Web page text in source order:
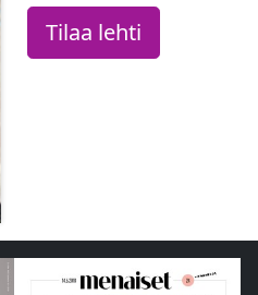
Tilaa lehti